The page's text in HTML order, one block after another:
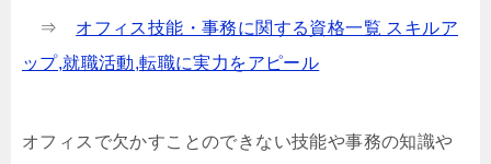
⇒ オフィス技能・事務に関する資格一覧 スキルア
ップ,就職活動,転職に実力をアピール
オフィスで欠かすことのできない技能や事務の知識や